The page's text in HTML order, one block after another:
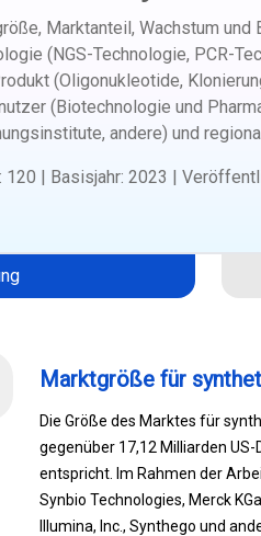
Marktanteil, Wachstum
(NGS-Technologie, PCR-
(Oligonukleotide,
(Biotechnologie und
andere) und
: 120 | Basisjahr: 2023 |
Marktgröße für
Die Größe des Marktes für
gegenüber 17,12 Milliarden
entspricht. Im Rahmen der
Synbio Technologies, Merck
Illumina, Inc., Synthego und